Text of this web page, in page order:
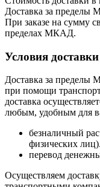
Доставка за пределы
При заказе на сумму
пределах МКАД.
Условия
Доставка за пределы
при помощи
доставка
любым, удобным для
безналичный
физических лиц).
перевод
Осуществляем